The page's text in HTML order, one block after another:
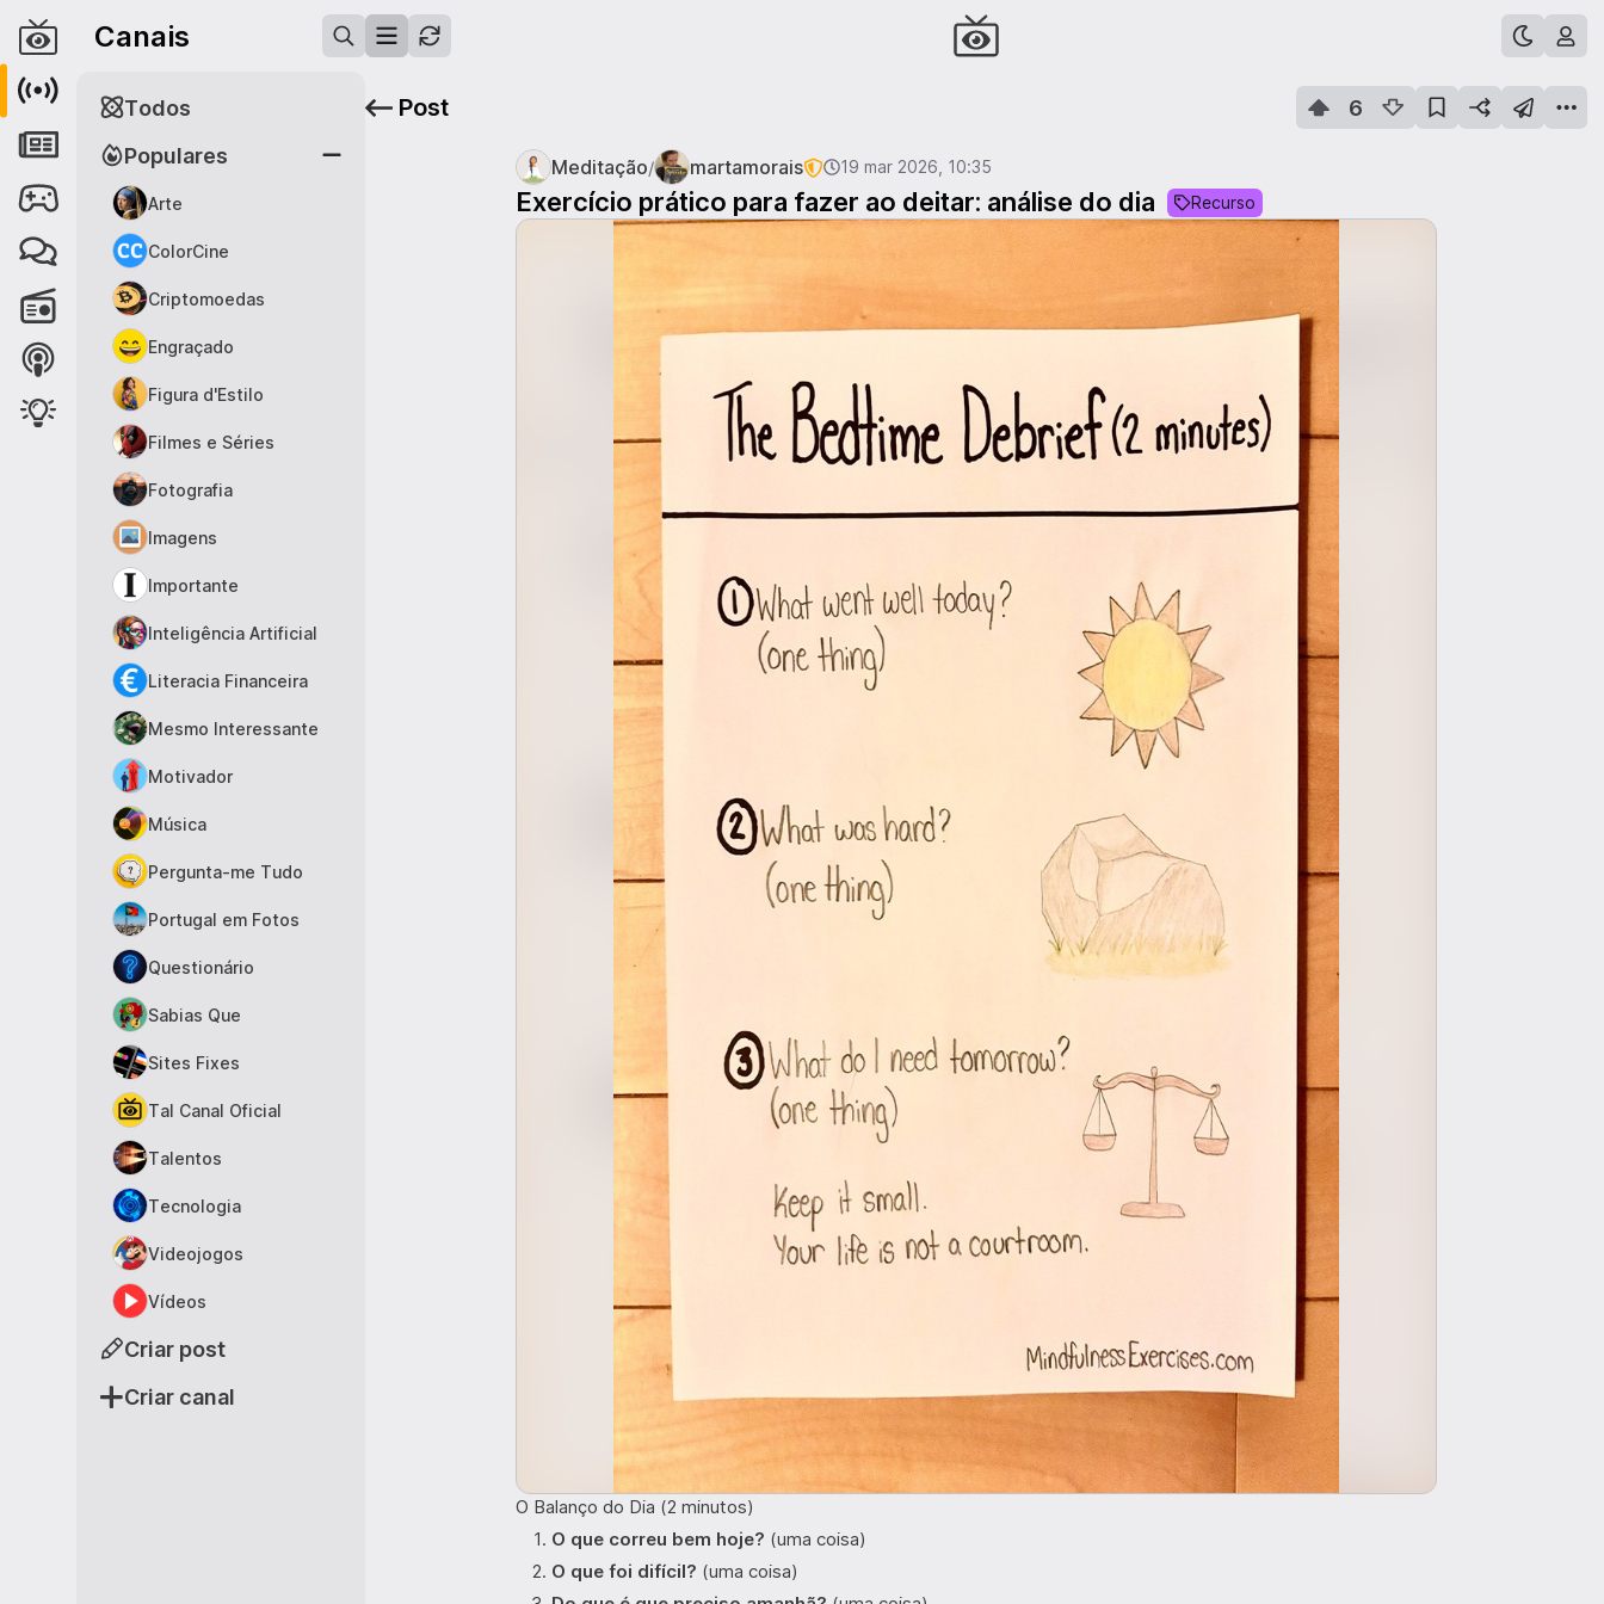
Canais
Criar canal
Criar post
Populares
Arte
ColorCine
Criptomoedas
Engraçado
Figura d'Estilo
Filmes e Séries
Fotografia
Imagens
Importante
Inteligência Artificial
Literacia Financeira
Mesmo Interessante
Motivador
Música
Pergunta-me Tudo
Portugal em Fotos
Questionário
Sabias Que
Sites Fixes
Tal Canal Oficial
Talentos
Tecnologia
Videojogos
Vídeos
Todos Post 6
Meditação/ martamorais 19 mar 2026, 10:35
Exercício prático para fazer ao deitar: análise do dia Recurso
O Balanço do Dia (2 minutos)
O que correu bem hoje? (uma coisa)
O que foi difícil? (uma coisa)